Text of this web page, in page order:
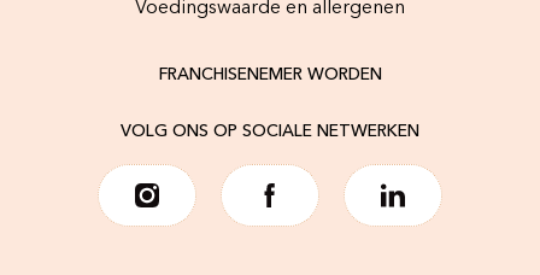
Voedingswaarde en allergenen
FRANCHISENEMER WORDEN
VOLG ONS OP SOCIALE NETWERKEN